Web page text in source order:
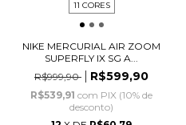
11 CORES
NIKE MERCURIAL AIR ZOOM
SUPERFLY IX SG A...
R$999,90
R$599,90
R$539,91 com PIX (10% de
desconto)